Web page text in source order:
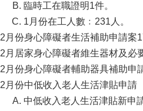
臨時工在職證明1件。
1月份在工人數﹕231人。
2月份身心障礙者生活補助申請案
2月居家身心障礙者維生器材及必
2月份身心障礙者輔助器具補助申
2月份中低收入老人生活津貼申請
中低收入老人生活津貼新申